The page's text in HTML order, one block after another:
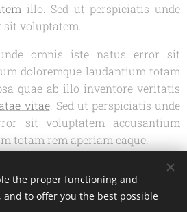
illo. Sed ut perspiciatis unde
voluptatem.
omnis iste natus error sit
doloremque laudantium totam
quae ab illo inventore veritatis
vitae. Sed ut perspiciatis unde
sit voluptatem accusantium
totam rem aperiam eaque.
the proper functioning and
to offer you the best possible